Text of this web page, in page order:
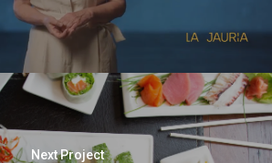
Next Project